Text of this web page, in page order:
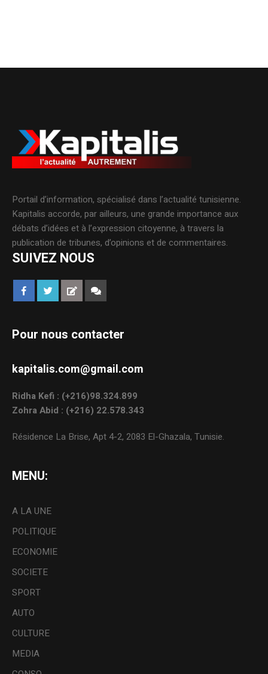
Portail d’information, spécialisé dans l’actualité tunisienne.
Kapitalis accorde, par ailleurs, une grande importance aux
débats d’idées et à l’expression citoyenne, à travers la
publication de tribunes, d’opinions et de commentaires.
SUIVEZ NOUS
Pour nous contacter
kapitalis.com@gmail.com
Ridha Kefi : (+216)98.324.899
Zohra Abid : (+216) 22.578.343
Résidence La Brise, Apt 4-2, 2083 El-Ghazala, Tunisie.
MENU:
A LA UNE
POLITIQUE
ECONOMIE
SOCIETE
SPORT
AUTO
CULTURE
MEDIA